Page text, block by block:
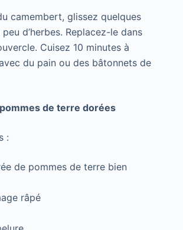
camembert, glissez quelques
peu d’herbes. Replacez-le dans
Cuisez 10 minutes à
du pain ou des bâtonnets de
de terre dorées
:
de pommes de terre bien
râpé